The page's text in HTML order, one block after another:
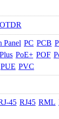
OTDR
Panel PC PCB
PoE+ POF
PUE PVC
45 RJ45 RML